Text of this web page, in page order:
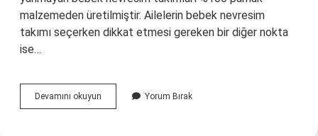
malzemeden üretilmiştir. Ailelerin bebek nevresim
takımı seçerken dikkat etmesi gereken bir diğer nokta
ise…
Devamını okuyun
Bezi
Yorum Bırak